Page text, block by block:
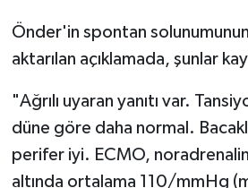
Önder'in spontan
aktarılan açıklamada, şunlar
"Ağrılı uyaran yanıtı var.
düne göre daha normal.
perifer iyi. ECMO,
altında ortalama 110/mmHg